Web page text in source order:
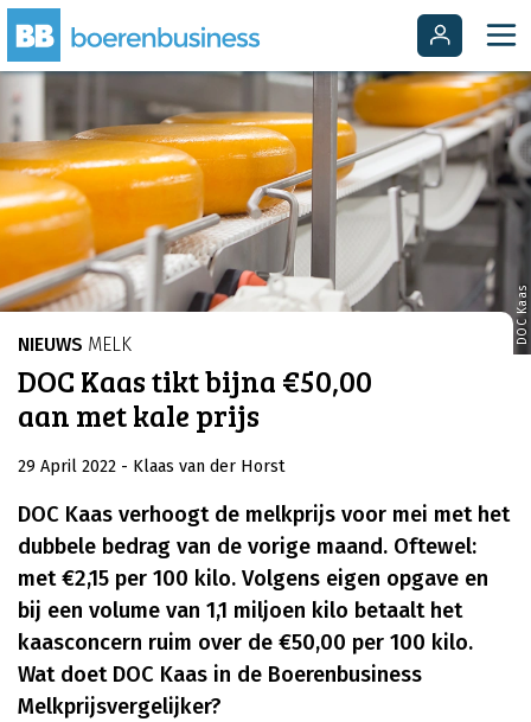
DOC Kaas
NIEUWS MELK
DOC Kaas tikt bijna €50,00
aan met kale prijs
29 April 2022 - Klaas van der Horst
DOC Kaas verhoogt de melkprijs voor mei met het
dubbele bedrag van de vorige maand. Oftewel:
met €2,15 per 100 kilo. Volgens eigen opgave en
bij een volume van 1,1 miljoen kilo betaalt het
kaasconcern ruim over de €50,00 per 100 kilo.
Wat doet DOC Kaas in de Boerenbusiness
Melkprijsvergelijker?